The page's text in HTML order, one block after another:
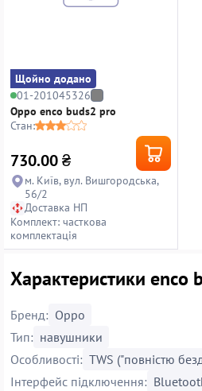
Щойно додано
01-201045326
Oppo enco buds2 pro
Стан:
730.00₴
м. Київ, вул. Вишгородська,
56/2
Доставка НП
Комплект: часткова
комплектація
Характеристики enco
Бренд: Oppo
Тип: навушники
Особливості: TWS ("повністю
Інтерфейс підключення: